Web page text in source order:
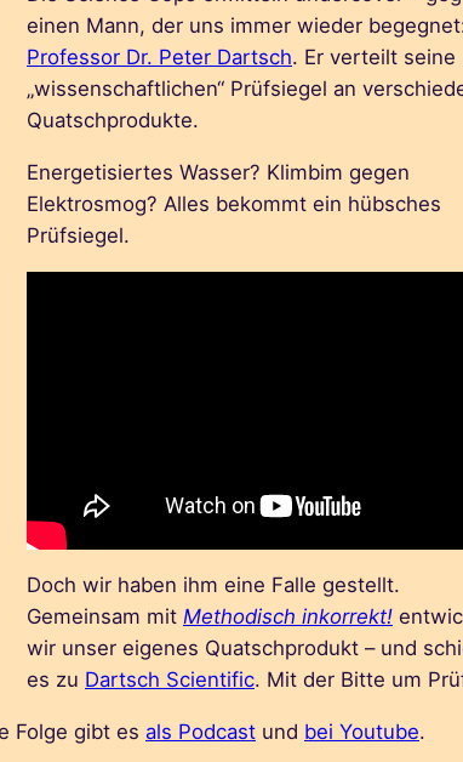
einen Mann, der uns immer wieder
Professor Dr. Peter Dartsch. Er verteilt seine
„wissenschaftlichen“ Prüfsiegel an
Quatschprodukte.
Energetisiertes Wasser? Klimbim gegen
Elektrosmog? Alles bekommt ein hübsches
Prüfsiegel.
Doch wir haben ihm eine Falle gestellt.
Gemeinsam mit Methodisch inkorrekt!
wir unser eigenes Quatschprodukt – und
es zu Dartsch Scientific. Mit der Bitte um
Folge gibt es als Podcast und bei Youtube.